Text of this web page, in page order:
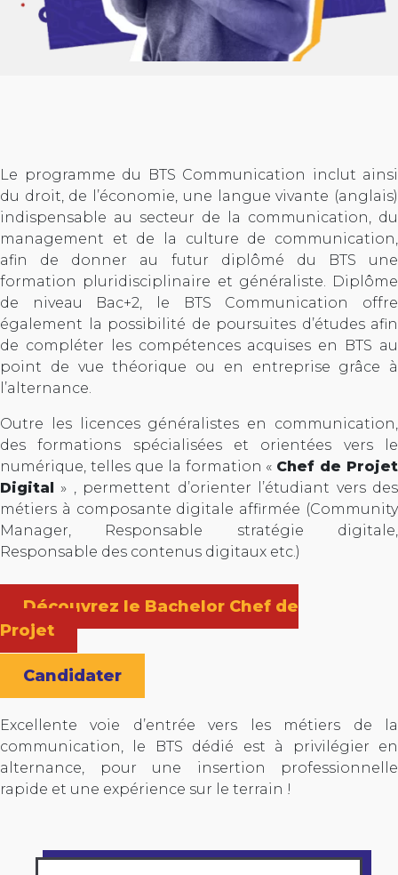
Le programme du BTS Communication inclut ainsi
du droit, de l’économie, une langue vivante (anglais)
indispensable au secteur de la communication, du
management et de la culture de communication,
afin de donner au futur diplômé du BTS une
formation pluridisciplinaire et généraliste. Diplôme
de niveau Bac+2, le BTS Communication offre
également la possibilité de poursuites d’études afin
de compléter les compétences acquises en BTS au
point de vue théorique ou en entreprise grâce à
l’alternance.
Outre les licences généralistes en communication,
des formations spécialisées et orientées vers le
numérique, telles que la formation « Chef de Projet
Digital » , permettent d’orienter l’étudiant vers des
métiers à composante digitale affirmée (Community
Manager, Responsable stratégie digitale,
Responsable des contenus digitaux etc.)
Découvrez le Bachelor Chef de
Projet
Candidater
Excellente voie d’entrée vers les métiers de la
communication, le BTS dédié est à privilégier en
alternance, pour une insertion professionnelle
rapide et une expérience sur le terrain !